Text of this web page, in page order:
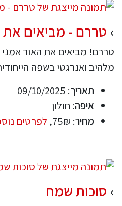
טררם - מביאים את
טררם! מביאים את האור
מלהיב ואנרגטי בשפה
תאריך: 09/10/2025
איפה: חולון
מחיר: 75₪, לפרטים
סוכות שמח